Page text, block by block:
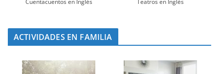
Cuentacuentos en Inglés Teatros en Inglés
ACTIVIDADES EN FAMILIA